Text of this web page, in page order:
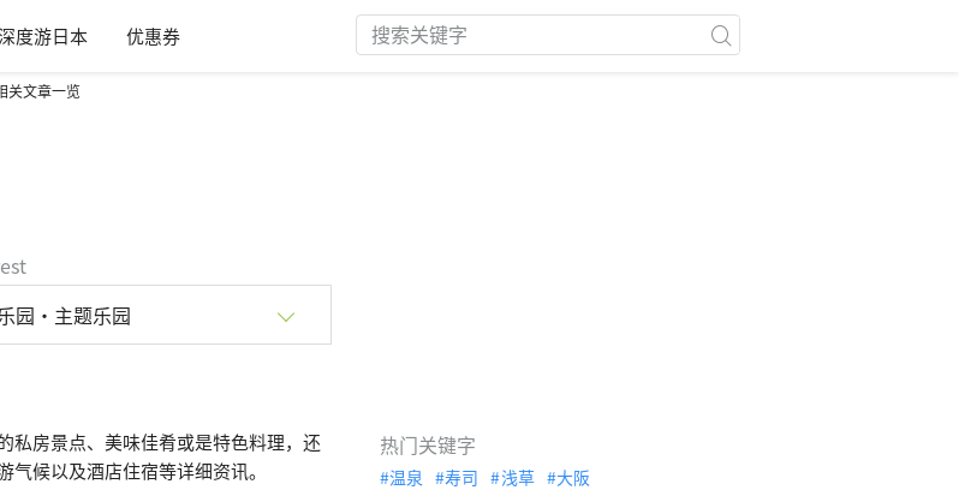
度游日本 优惠券
关文章一览
园・主题乐园
私房景点、美味佳肴或是特色料理，还
候以及酒店住宿等详细资讯。
热门关键字
温泉 寿司 浅草 大阪